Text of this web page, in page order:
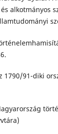
alkotmányos
1790/91-diki